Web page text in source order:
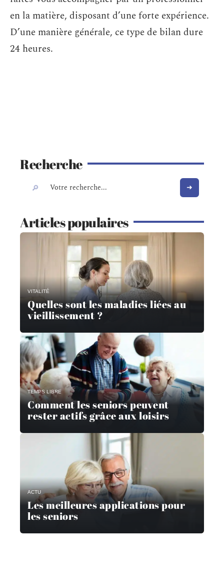
en la matière, disposant d’une forte expérience.
D’une manière générale, ce type de bilan dure
24 heures.
Recherche
Articles populaires
VITALITÉ
Quelles sont les maladies liées au
vieillissement ?
TEMPS LIBRE
Comment les seniors peuvent
rester actifs grâce aux loisirs
ACTU
Les meilleures applications pour
les seniors